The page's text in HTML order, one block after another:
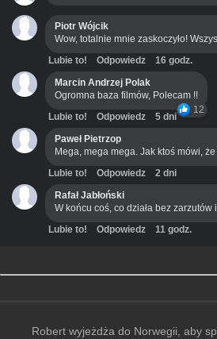
Piotr Wójcik
Wow, totalnie mnie zaskoczyło!
Lubie to! Odpowiedz
16 godz.
Marcin Andrzej Polak
Ogromna baza filmów, Polecam !!
12
Lubie to! Odpowiedz
5 dni
Paweł Pietrzop
Mega, mega mega. Jak ktoś mówi,
Lubie to! Odpowiedz
2 dni
Rafał Jabłoński
W końcu coś, co działa bez
Lubie to! Odpowiedz 11 godz.
Robert wyjeżdża do Norwegii, aby